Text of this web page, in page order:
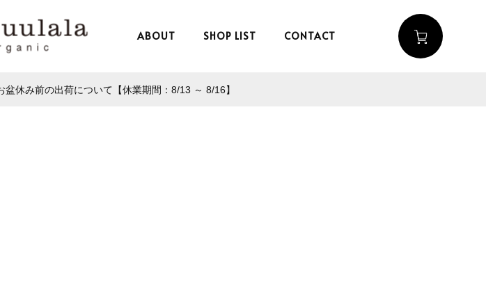
ABOUT SHOP LIST CONTACT
休み前の出荷について【休業期間：8/13 ～ 8/16】